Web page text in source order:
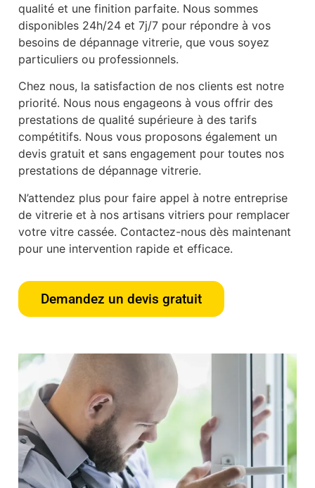
qualité et une finition parfaite. Nous sommes
disponibles 24h/24 et 7j/7 pour répondre à vos
besoins de dépannage vitrerie, que vous soyez
particuliers ou professionnels.
Chez nous, la satisfaction de nos clients est notre
priorité. Nous nous engageons à vous offrir des
prestations de qualité supérieure à des tarifs
compétitifs. Nous vous proposons également un
devis gratuit et sans engagement pour toutes nos
prestations de dépannage vitrerie.
N’attendez plus pour faire appel à notre entreprise
de vitrerie et à nos artisans vitriers pour remplacer
votre vitre cassée. Contactez-nous dès maintenant
pour une intervention rapide et efficace.
Demandez un devis gratuit